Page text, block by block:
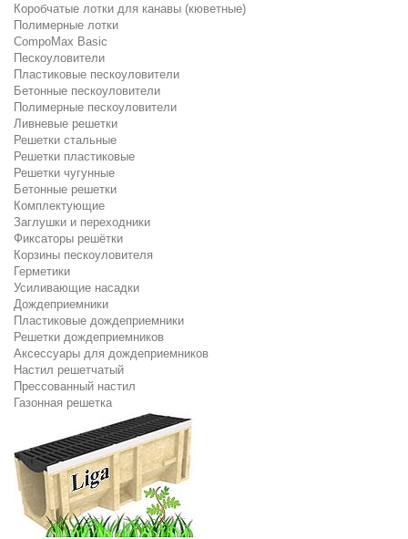
Коробчатые лотки для канавы (кюветные)
Полимерные лотки
CompoMax Basic
Пескоуловители
Пластиковые пескоуловители
Бетонные пескоуловители
Полимерные пескоуловители
Ливневые решетки
Решетки стальные
Решетки пластиковые
Решетки чугунные
Бетонные решетки
Комплектующие
Заглушки и переходники
Фиксаторы решётки
Корзины пескоуловителя
Герметики
Усиливающие насадки
Дождеприемники
Пластиковые дождеприемники
Решетки дождеприемников
Аксессуары для дождеприемников
Настил решетчатый
Прессованный настил
Газонная решетка